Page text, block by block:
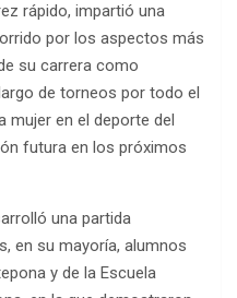
rápido, impartió una
por los aspectos más
su carrera como
de torneos por todo el
mujer en el deporte del
futura en los próximos
una partida
en su mayoría, alumnos
y de la Escuela